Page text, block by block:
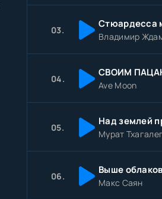
03.
Владимир
04. СВОИМ
Ave Moon
05. Над землей
Мурат
06. Выше облаков
Макс Саян